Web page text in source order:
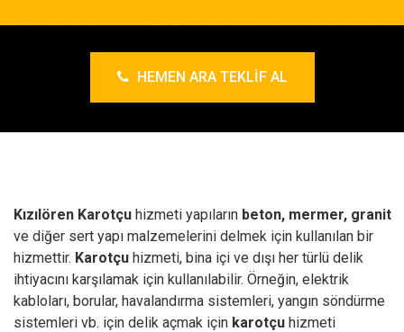
HEMEN ARA TEKLIF AL
Kızılören Karotçu hizmeti yapıların beton, mermer, granit
ve diğer sert yapı malzemelerini delmek için kullanılan bir
hizmettir. Karotçu hizmeti, bina içi ve dışı her türlü delik
ihtiyacını karşılamak için kullanılabilir. Örneğin, elektrik
kabloları, borular, havalandırma sistemleri, yangın söndürme
sistemleri vb. için delik açmak için karotçu hizmeti